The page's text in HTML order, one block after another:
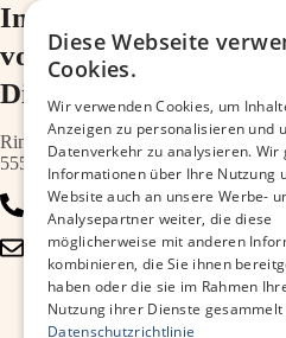
Im Ärztehaus
vor der
Diakonie
Ringstr.64a
55543 Bad Kreuznach
0671 – 79467700
info@therapiezentrum-
kh.de
Diese Webseite
Cookies.
Wir verwenden Cookies, um
Anzeigen zu personalisieren und
Datenverkehr zu analysieren. Wir
Informationen über Ihre Nutzung
Website auch an unsere Werbe-
Analysepartner weiter, die diese
möglicherweise mit anderen
kombinieren, die Sie ihnen
haben oder die sie im Rahmen
Nutzung ihrer Dienste gesammelt
Datenschutzrichtlinie